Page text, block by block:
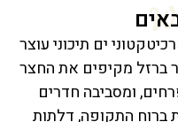
ים תיכוני עוצר
חומה ושער ברזל מקיפים את החצר
ומסביבה חדרים
ברוח התקופה, דלתות